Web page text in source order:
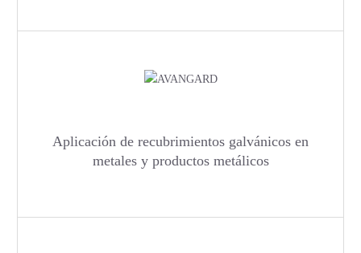
Aplicación de recubrimientos galvánicos en
metales y productos metálicos